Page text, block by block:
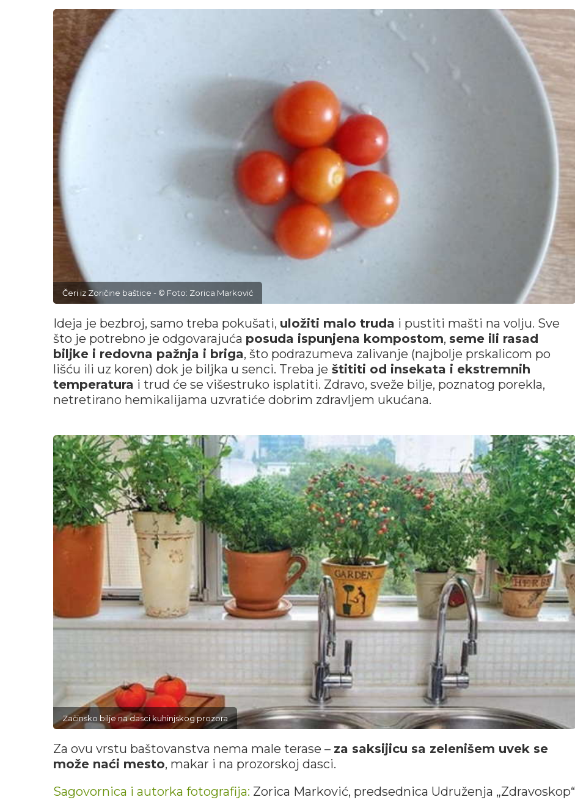
Čeri iz Zoričine baštice - © Foto: Zorica Marković
Ideja je bezbroj, samo treba pokušati, uložiti malo truda i pustiti mašti na volju. Sve
što je potrebno je odgovarajuća posuda ispunjena kompostom, seme ili rasad
biljke i redovna pažnja i briga, što podrazumeva zalivanje (najbolje prskalicom po
lišću ili uz koren) dok je biljka u senci. Treba je štititi od insekata i ekstremnih
temperatura i trud će se višestruko isplatiti. Zdravo, sveže bilje, poznatog porekla,
netretirano hemikalijama uzvratiće dobrim zdravljem ukućana.
Začinsko bilje na dasci kuhinjskog prozora
Za ovu vrstu baštovanstva nema male terase – za saksijicu sa zelenišem uvek se
može naći mesto, makar i na prozorskoj dasci.
Sagovornica i autorka fotografija: Zorica Marković, predsednica Udruženja „Zdravoskop“